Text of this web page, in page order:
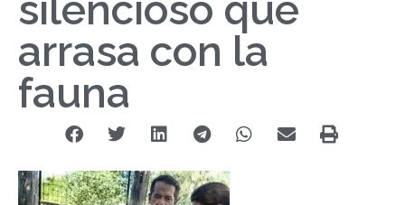
silencioso que
arrasa con la
fauna